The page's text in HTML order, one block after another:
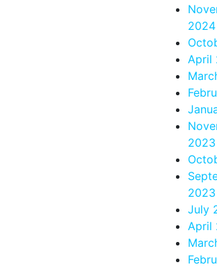
2024
April
2023
2023
July
April